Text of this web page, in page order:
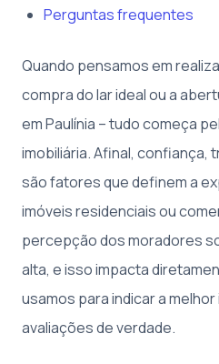
Perguntas frequentes
Quando pensamos em
compra do lar ideal ou a
em Paulínia – tudo começa
imobiliária. Afinal, confiança,
são fatores que definem a
imóveis residenciais ou
percepção dos moradores
alta, e isso impacta
usamos para indicar a melhor
avaliações de verdade.